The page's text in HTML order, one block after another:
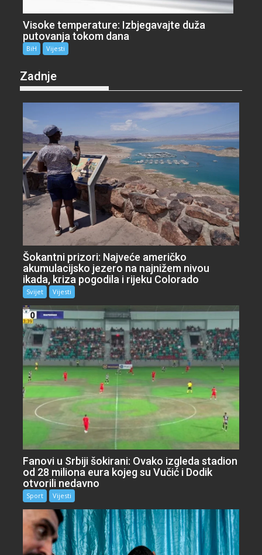
Visoke temperature: Izbjegavajte duža
putovanja tokom dana
BiH Vijesti
Zadnje
Šokantni prizori: Najveće američko
akumulacijsko jezero na najnižem nivou
ikada, kriza pogodila i rijeku Colorado
Svijet Vijesti
Fanovi u Srbiji šokirani: Ovako izgleda stadion
od 28 miliona eura kojeg su Vučić i Dodik
otvorili nedavno
Sport Vijesti